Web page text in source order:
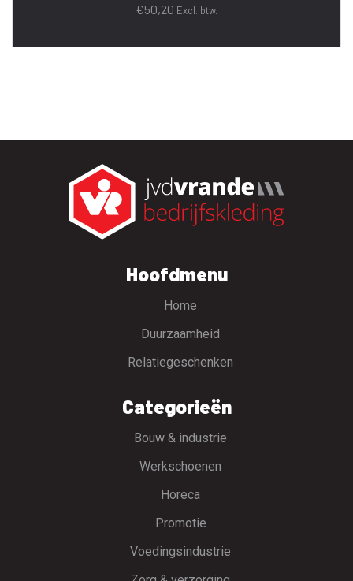
€50,20 Excl. btw.
Hoofdmenu
Home
Duurzaamheid
Relatiegeschenken
Categorieën
Bouw & industrie
Werkschoenen
Horeca
Promotie
Voedingsindustrie